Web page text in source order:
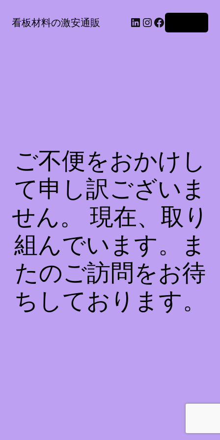
看板材料の激安通販 LinkedIn Instagram Facebook
ご不便をおかけし
て申し訳ございま
せん。 現在、取り
組んでいます。ま
たのご訪問をお待
ちしております。